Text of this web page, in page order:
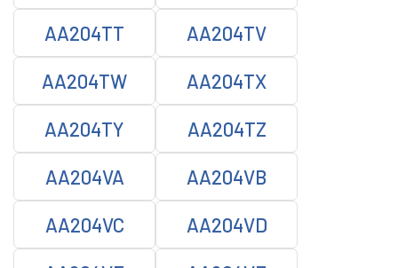
AA204TT AA204TV
AA204TW AA204TX
AA204TY AA204TZ
AA204VA AA204VB
AA204VC AA204VD